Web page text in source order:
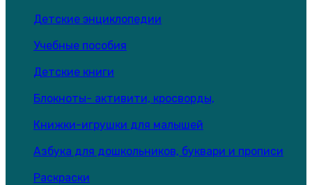
Детские энциклопедии
Учебные пособия
Детские книги
Блокноты- активити, кросворды,
Книжки-игрушки для малышей
Азбука для дошкольников, буквари и прописи
Раскраски